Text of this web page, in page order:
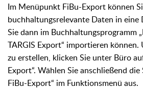
Im Menüpunkt FiBu-Export können
buchhaltungsrelevante Daten in
Sie dann im Buchhaltungsprogramm
TARGIS Export“ importieren können.
zu erstellen, klicken Sie unter Büro
Export“. Wählen Sie anschließend
FiBu-Export“ im Funktionsmenü aus.